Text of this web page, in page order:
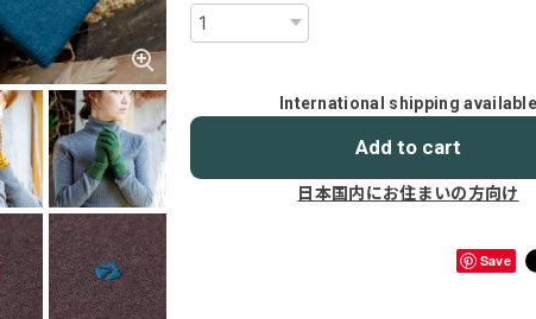
International shipping available
Add to cart
日本国内にお住まいの方向け
Save